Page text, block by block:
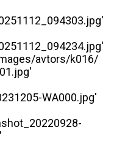
avtors/k016/
WA000.jpg'